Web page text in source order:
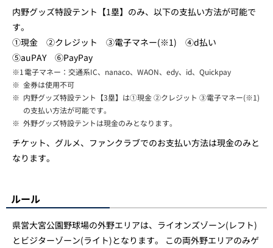
内野グッズ特設テント【1塁】のみ、以下の支払い方法が可能で
す。
①現金 ②クレジット ③電子マネー(※1) ④d払い
⑤auPAY ⑥PayPay
※1 電子マネー：交通系IC、nanaco、WAON、edy、id、Quickpay
※ 金券は使用不可
※ 内野グッズ特設テント【3塁】は①現金 ②クレジット ③電子マネー(※1)
の支払い方法が可能です。
※ 外野グッズ特設テントは現金のみとなります。
チケット、グルメ、ファンクラブでのお支払い方法は現金のみと
なります。
ルール
県営大宮公園野球場の外野エリアは、ライオンズゾーン(レフト)
とビジターゾーン(ライト)となります。 この両外野エリアのみゲ